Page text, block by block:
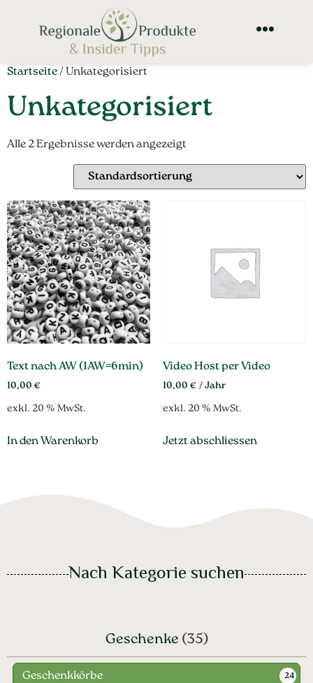
Startseite / Unkategorisiert
Unkategorisiert
Alle 2 Ergebnisse werden angezeigt
Text nach AW (1AW=6min)
10,00 €
exkl. 20 % MwSt.
In den Warenkorb
Video Host per Video
10,00 € / Jahr
exkl. 20 % MwSt.
Jetzt abschliessen
Nach Kategorie suchen
Geschenke (35)
Geschenkkörbe 24